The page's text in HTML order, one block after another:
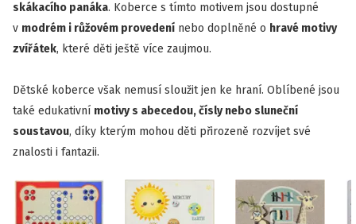
skákacího panáka. Koberce s tímto motivem jsou dostupné
v modrém i růžovém provedení nebo doplněné o hravé motivy
zvířátek, které děti ještě více zaujmou.
Dětské koberce však nemusí sloužit jen ke hraní. Oblíbené jsou
také edukativní motivy s abecedou, čísly nebo sluneční
soustavou, díky kterým mohou děti přirozeně rozvíjet své
znalosti i fantazii.